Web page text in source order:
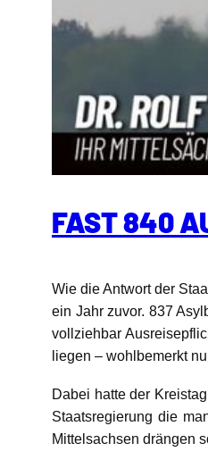
FAST 840
Wie die Antwort der
ein Jahr zuvor. 837
vollziehbar
liegen – wohlbemerkt
Dabei hatte der
Staatsregierung die
Mittelsachsen drängen